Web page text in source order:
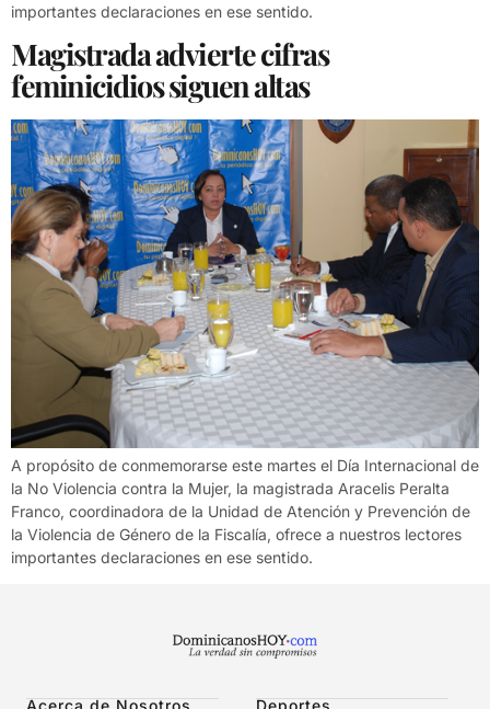
importantes declaraciones en ese sentido.
Magistrada advierte cifras
feminicidios siguen altas
A propósito de conmemorarse este martes el Día Internacional de
la No Violencia contra la Mujer, la magistrada Aracelis Peralta
Franco, coordinadora de la Unidad de Atención y Prevención de
la Violencia de Género de la Fiscalía, ofrece a nuestros lectores
importantes declaraciones en ese sentido.